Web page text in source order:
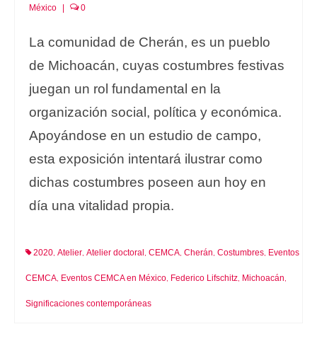
México 0
La comunidad de Cherán, es un pueblo
de Michoacán, cuyas costumbres festivas
juegan un rol fundamental en la
organización social, política y económica.
Apoyándose en un estudio de campo,
esta exposición intentará ilustrar como
dichas costumbres poseen aun hoy en
día una vitalidad propia.
2020, Atelier, Atelier doctoral , CEMCA, Cherán, Costumbres, Eventos
CEMCA, Eventos CEMCA en México, Federico Lifschitz, Michoacán,
Significaciones contemporáneas